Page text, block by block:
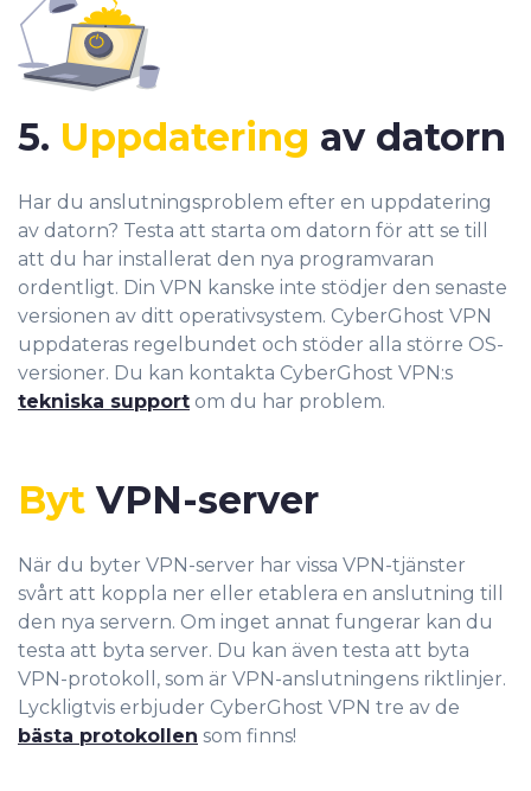
5. Uppdatering av datorn
Har du anslutningsproblem efter en uppdatering
av datorn? Testa att starta om datorn för att se till
att du har installerat den nya programvaran
ordentligt. Din VPN kanske inte stödjer den senaste
versionen av ditt operativsystem. CyberGhost VPN
uppdateras regelbundet och stöder alla större OS-
versioner. Du kan kontakta CyberGhost VPN:s
tekniska support om du har problem.
Byt VPN-server
När du byter VPN-server har vissa VPN-tjänster
svårt att koppla ner eller etablera en anslutning till
den nya servern. Om inget annat fungerar kan du
testa att byta server. Du kan även testa att byta
VPN-protokoll, som är VPN-anslutningens riktlinjer.
Lyckligtvis erbjuder CyberGhost VPN tre av de
bästa protokollen som finns!